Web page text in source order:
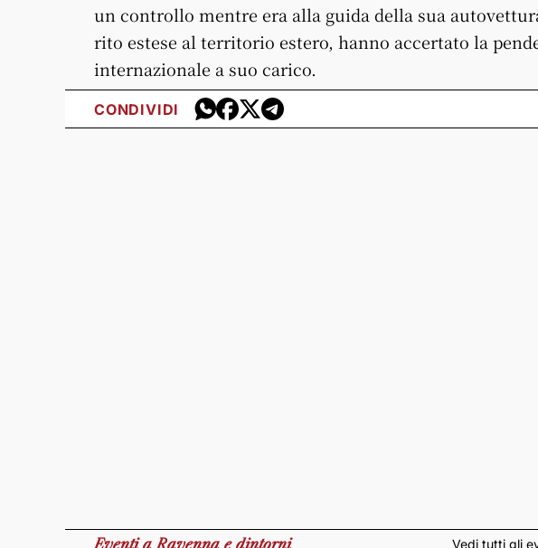
un controllo mentre era alla guida della sua
rito estese al territorio estero, hanno accertato la
internazionale a suo carico.
CONDIVIDI
Eventia Ravenna e dintorni Vedi tutti gli